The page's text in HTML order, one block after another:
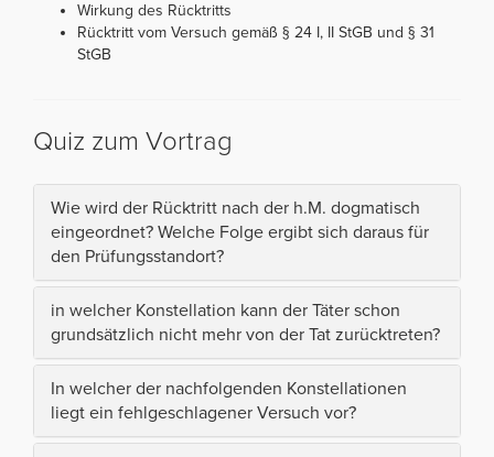
Wirkung des Rücktritts
Rücktritt vom Versuch gemäß § 24 I, II StGB und § 31
StGB
Quiz zum Vortrag
Wie wird der Rücktritt nach der h.M. dogmatisch
eingeordnet? Welche Folge ergibt sich daraus für
den Prüfungsstandort?
in welcher Konstellation kann der Täter schon
grundsätzlich nicht mehr von der Tat zurücktreten?
In welcher der nachfolgenden Konstellationen
liegt ein fehlgeschlagener Versuch vor?